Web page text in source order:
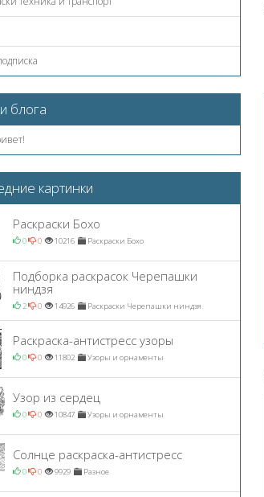
блога
картинки
Раскраски Бохо
0 0 10216 Раскраски Бохо
Подборка раскрасок Черепашки
ниндзя
2 0 14926 Раскраски Черепашки ниндзя
Раскраска-антистресс узоры
0 0 11802 Узоры и орнаменты
Узор из сердец
0 0 10847 Узоры и орнаменты
Солнце раскраска-антистресс
0 0 9929 Разное